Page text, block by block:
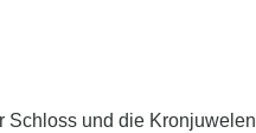
Schloss und die Kronjuwelen